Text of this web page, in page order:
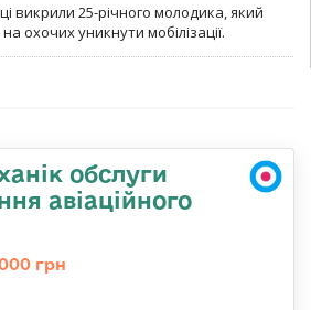
викрили 25-річного молодика, який
охочих уникнути мобілізації.
обслуги
авіаційного
грн